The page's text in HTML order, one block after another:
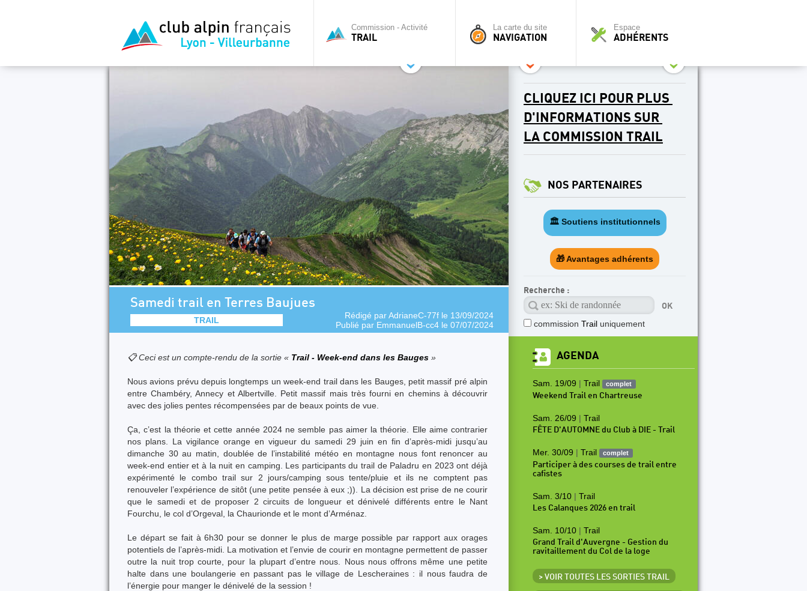
Commission - Activité
TRAIL
La carte du site
NAVIGATION
Espace
ADHÉRENTS
Samedi trail en Terres Baujues
TRAIL Rédigé parAdrianeC-77f le 13/09/2024
Publié par EmmanuelB-cc4 le 07/07/2024
📋 Ceci est un compte-rendu de la sortie « Trail - Week-end dans les Bauges »
Nous avions prévu depuis longtemps un week-end trail dans les Bauges, petit massif pré alpin
entre Chambéry, Annecy et Albertville. Petit massif mais très fourni en chemins à découvrir
avec des jolies pentes récompensées par de beaux points de vue.
Ça, c’est la théorie et cette année 2024 ne semble pas aimer la théorie. Elle aime contrarier
nos plans. La vigilance orange en vigueur du samedi 29 juin en fin d’après-midi jusqu’au
dimanche 30 au matin, doublée de l’instabilité météo en montagne nous font renoncer au
week-end entier et à la nuit en camping. Les participants du trail de Paladru en 2023 ont déjà
expérimenté le combo trail sur 2 jours/camping sous tente/pluie et ils ne comptent pas
renouveler l’expérience de sitôt (une petite pensée à eux ;)). La décision est prise de ne courir
que le samedi et de proposer 2 circuits de longueur et dénivelé différents entre le Nant
Fourchu, le col d’Orgeval, la Chaurionde et le mont d’Arménaz.
Le départ se fait à 6h30 pour se donner le plus de marge possible par rapport aux orages
potentiels de l’après-midi. La motivation et l’envie de courir en montagne permettent de passer
outre la nuit trop courte, pour la plupart d’entre nous. Nous nous offrons même une petite
halte dans une boulangerie en passant pas le village de Lescheraines : il nous faudra de
l’énergie pour manger le dénivelé de la session !
CLIQUEZ ICI POUR PLUS
D'INFORMATIONS SUR
LA COMMISSION TRAIL
NOS PARTENAIRES
🏛️ Soutiens institutionnels
🎁 Avantages adhérents
Recherche :
commission Trail uniquement
AGENDA
Sam. 19/09 | Trail complet
Weekend Trail en Chartreuse
Sam. 26/09 | Trail
FÊTE D'AUTOMNE du Club à DIE - Trail
Mer. 30/09 | Trail complet
Participer à des courses de trail entre
cafistes
Sam. 3/10 | Trail
Les Calanques 2026 en trail
Sam. 10/10 | Trail
Grand Trail d'Auvergne - Gestion du
ravitaillement du Col de la loge
> VOIR TOUTES LES SORTIES TRAIL